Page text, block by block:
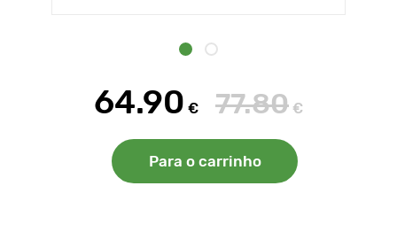
64.90 € 77.80 €
Para o carrinho